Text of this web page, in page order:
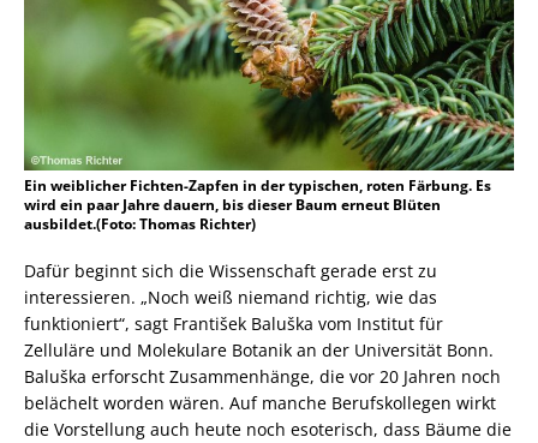
Ein weiblicher Fichten-Zapfen in der typischen, roten Färbung. Es
wird ein paar Jahre dauern, bis dieser Baum erneut Blüten
ausbildet.(Foto: Thomas Richter)
Dafür beginnt sich die Wissenschaft gerade erst zu
interessieren. „Noch weiß niemand richtig, wie das
funktioniert“, sagt František Baluška vom Institut für
Zelluläre und Molekulare Botanik an der Universität Bonn.
Baluška erforscht Zusammenhänge, die vor 20 Jahren noch
belächelt worden wären. Auf manche Berufskollegen wirkt
die Vorstellung auch heute noch esoterisch, dass Bäume die